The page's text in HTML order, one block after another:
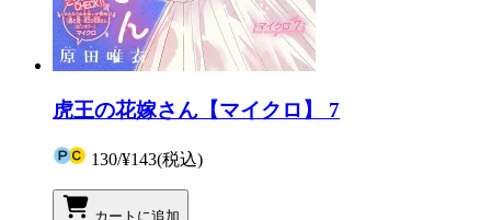
虎王の花嫁さん【マイクロ】 7
130/¥143(税込)
カートに追加